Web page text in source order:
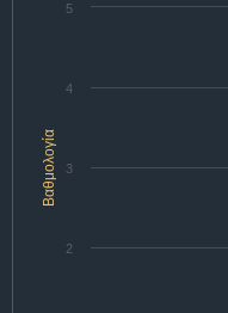
Βαθμολογία
2
3
4
5